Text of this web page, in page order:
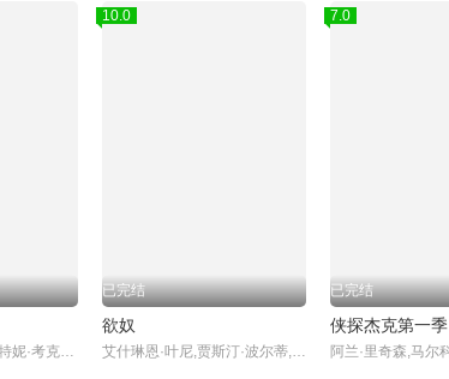
詹妮弗·安妮斯顿,柯特妮·考克斯,丽莎·库卓,马特·勒布朗,马修·派瑞,大卫·休默,詹姆斯·迈克尔·泰勒
10.0
已完结
欲奴
艾什琳恩·叶尼,贾斯汀·波尔蒂,斯金·迪亚蒙德,维多利亚·莱文,凯文·尼尔森,妮佳·海特洛娃,布伦特·哈维,卡拉·库什,萨拉·卢
7.0
已完结
侠探杰克第一季